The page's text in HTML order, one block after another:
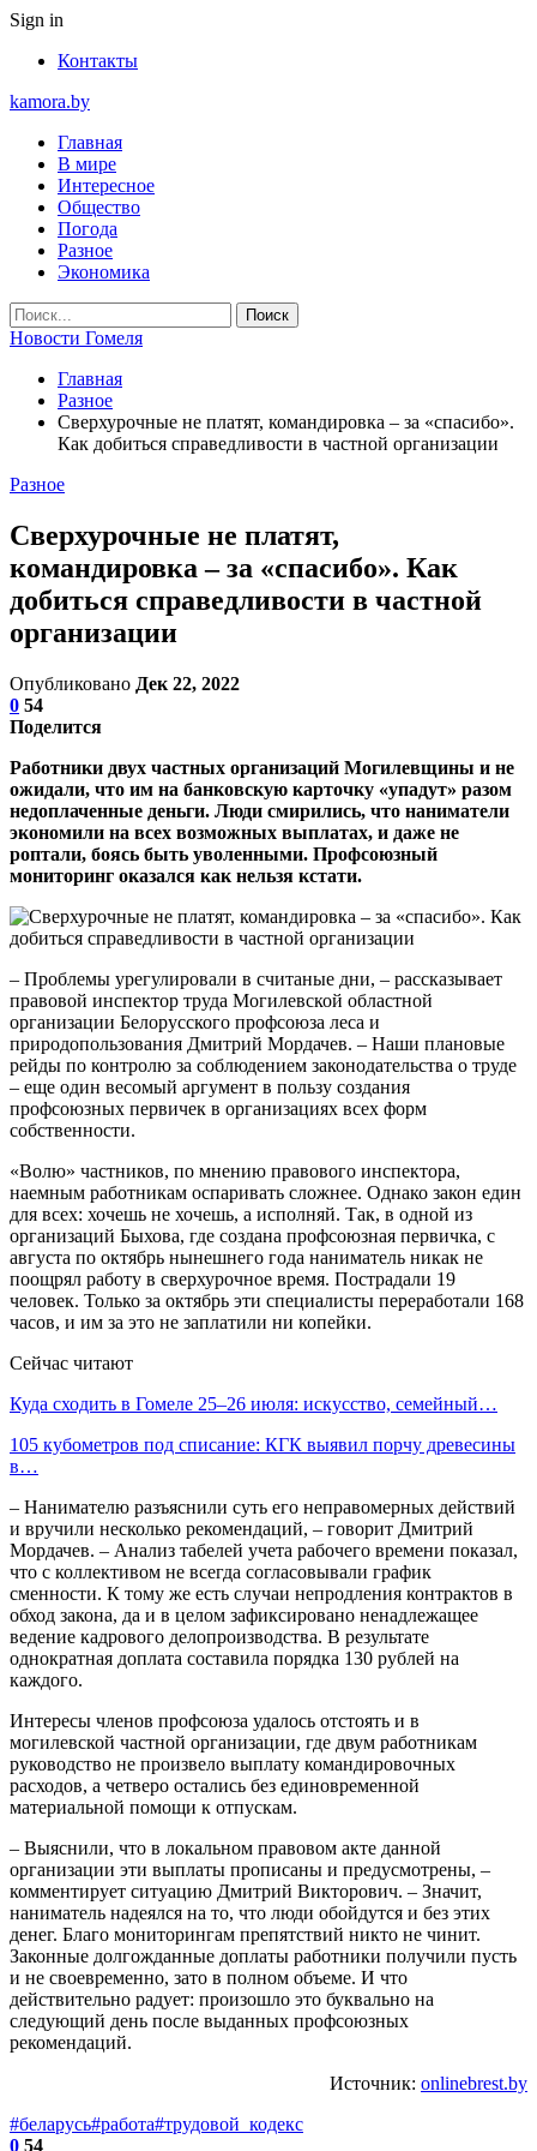
Sign in
Контакты
kamora.by
Главная
В мире
Интересное
Общество
Погода
Разное
Экономика
Новости Гомеля
Главная
Разное
Сверхурочные не платят, командировка – за «спасибо».
Как добиться справедливости в частной организации
Разное
Сверхурочные не платят,
командировка – за «спасибо». Как
добиться справедливости в частной
организации
Опубликовано Дек 22, 2022
0 54
Поделится
Работники двух частных организаций Могилевщины и не
ожидали, что им на банковскую карточку «упадут» разом
недоплаченные деньги. Люди смирились, что наниматели
экономили на всех возможных выплатах, и даже не
роптали, боясь быть уволенными. Профсоюзный
мониторинг оказался как нельзя кстати.
– Проблемы урегулировали в считаные дни, – рассказывает
правовой инспектор труда Могилевской областной
организации Белорусского профсоюза леса и
природопользования Дмитрий Мордачев. – Наши плановые
рейды по контролю за соблюдением законодательства о труде
– еще один весомый аргумент в пользу создания
профсоюзных первичек в организациях всех форм
собственности.
«Волю» частников, по мнению правового инспектора,
наемным работникам оспаривать сложнее. Однако закон един
для всех: хочешь не хочешь, а исполняй. Так, в одной из
организаций Быхова, где создана профсоюзная первичка, с
августа по октябрь нынешнего года наниматель никак не
поощрял работу в сверхурочное время. Пострадали 19
человек. Только за октябрь эти специалисты переработали 168
часов, и им за это не заплатили ни копейки.
Сейчас читают
Куда сходить в Гомеле 25–26 июля: искусство, семейный…
105 кубометров под списание: КГК выявил порчу древесины
в…
– Нанимателю разъяснили суть его неправомерных действий
и вручили несколько рекомендаций, – говорит Дмитрий
Мордачев. – Анализ табелей учета рабочего времени показал,
что с коллективом не всегда согласовывали график
сменности. К тому же есть случаи непродления контрактов в
обход закона, да и в целом зафиксировано ненадлежащее
ведение кадрового делопроизводства. В результате
однократная доплата составила порядка 130 рублей на
каждого.
Интересы членов профсоюза удалось отстоять и в
могилевской частной организации, где двум работникам
руководство не произвело выплату командировочных
расходов, а четверо остались без единовременной
материальной помощи к отпускам.
– Выяснили, что в локальном правовом акте данной
организации эти выплаты прописаны и предусмотрены, –
комментирует ситуацию Дмитрий Викторович. – Значит,
наниматель надеялся на то, что люди обойдутся и без этих
денег. Благо мониторингам препятствий никто не чинит.
Законные долгожданные доплаты работники получили пусть
и не своевременно, зато в полном объеме. И что
действительно радует: произошло это буквально на
следующий день после выданных профсоюзных
рекомендаций.
Источник: onlinebrest.by
#беларусь#работа#трудовой_кодекс
0 54